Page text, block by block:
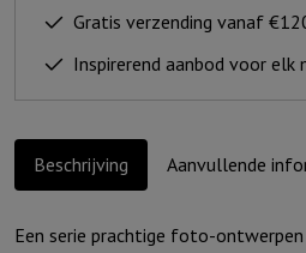
zullen
arend
Gratis verzending vanaf
Inspirerend aanbod voor
Beschrijving Aanvullende
Een serie prachtige foto-